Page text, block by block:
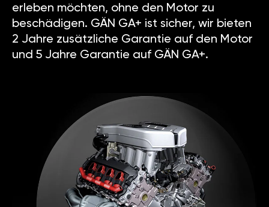
erleben möchten, ohne den Motor zu
beschädigen. GÄN GA+ ist sicher, wir bieten
2 Jahre zusätzliche Garantie auf den Motor
und 5 Jahre Garantie auf GÄN GA+.